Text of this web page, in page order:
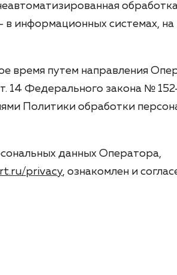
в информационных системах, на
время путем направления
14 Федерального закона №
Политики обработки
данных Оператора,
privacy, ознакомлен и